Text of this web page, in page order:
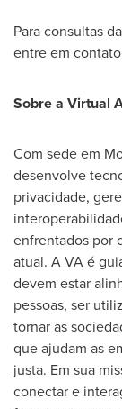
Para consultas
entre em
Sobre a Virtual
Com sede em
desenvolve
privacidade,
enfrentados por
atual. A VA é
devem estar
pessoas, ser
tornar as
que ajudam as
justa. Em sua
conectar e